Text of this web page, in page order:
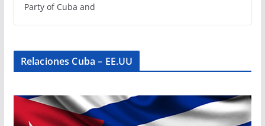
Party of Cuba and
Relaciones Cuba – EE.UU